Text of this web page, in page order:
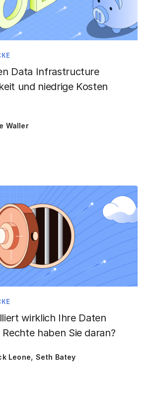
Data Infrastructure
und niedrige Kosten
Waller
wirklich Ihre Daten
haben Sie daran?
Leone, Seth Batey